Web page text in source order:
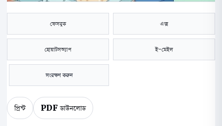
ফেসবুক এক্স
হোয়াটসঅ্যাপ ই-মেইল
সংরক্ষণ করুন
প্রিন্ট PDF ডাউনলোড